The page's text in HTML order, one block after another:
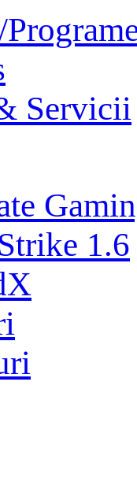
Servicii
1.6